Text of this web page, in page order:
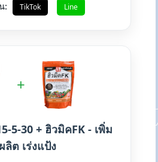
: TikTok Line
+
5-30 + ฮิวมิคFK - เพิ่ม
ลิต เร่งแป้ง